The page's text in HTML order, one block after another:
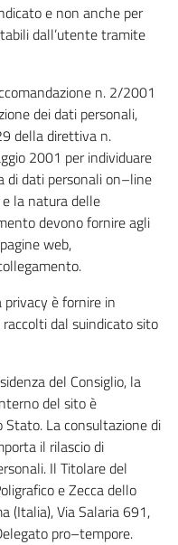
e non anche per
dall’utente tramite
n. 2/2001
dei dati personali,
della direttiva n.
2001 per individuare
di dati personali on–line
la natura delle
devono fornire agli
web,
è fornire in
dal suindicato sito
del Consiglio, la
del sito è
Stato. La consultazione di
il rilascio di
Il Titolare del
e Zecca dello
(Italia), Via Salaria 691,
pro–tempore.